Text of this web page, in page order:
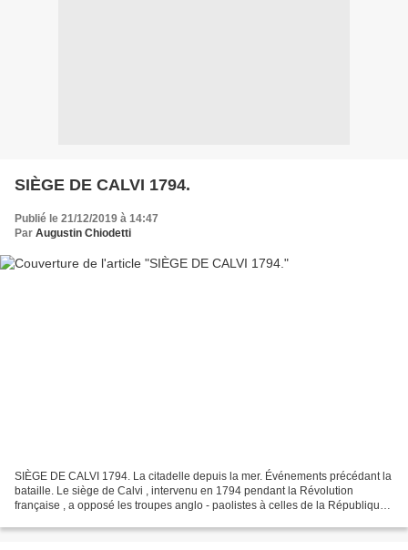
SIÈGE DE CALVI 1794.
Publié le 21/12/2019 à 14:47
Par Augustin Chiodetti
SIÈGE DE CALVI 1794. La citadelle depuis la mer. Événements précédant la
bataille. Le siège de Calvi , intervenu en 1794 pendant la Révolution
française , a opposé les troupes anglo - paolistes à celles de la République